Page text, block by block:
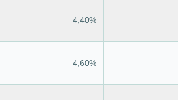
4,40%
4,60%